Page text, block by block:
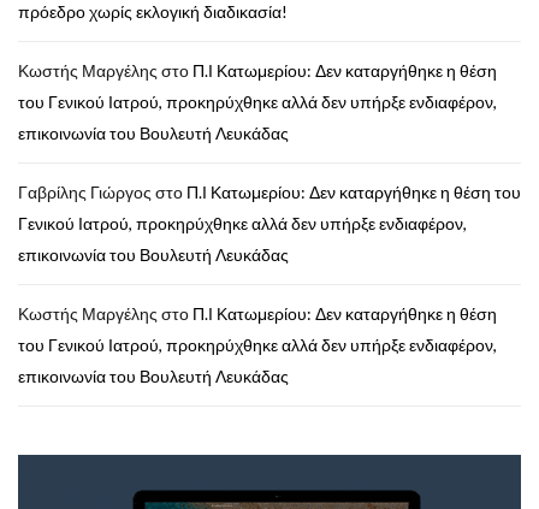
πρόεδρο χωρίς εκλογική διαδικασία!
Κωστής Μαργέλης στο Π.Ι Κατωμερίου: Δεν καταργήθηκε η θέση
του Γενικού Ιατρού, προκηρύχθηκε αλλά δεν υπήρξε ενδιαφέρον,
επικοινωνία του Βουλευτή Λευκάδας
Γαβρίλης Γιώργος στο Π.Ι Κατωμερίου: Δεν καταργήθηκε η θέση του
Γενικού Ιατρού, προκηρύχθηκε αλλά δεν υπήρξε ενδιαφέρον,
επικοινωνία του Βουλευτή Λευκάδας
Κωστής Μαργέλης στο Π.Ι Κατωμερίου: Δεν καταργήθηκε η θέση
του Γενικού Ιατρού, προκηρύχθηκε αλλά δεν υπήρξε ενδιαφέρον,
επικοινωνία του Βουλευτή Λευκάδας